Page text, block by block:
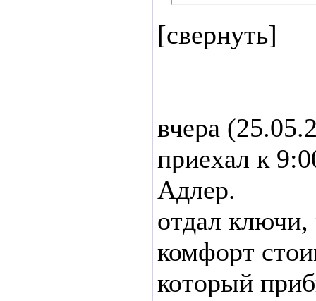
[свернуть]
вчера
приехал к
Адлер.
отдал ключи,
комфорт
который